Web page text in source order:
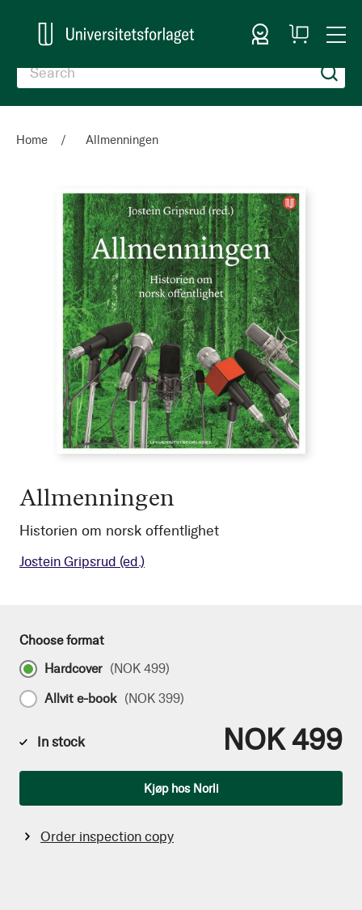
Sign In
My
Cart
Home Allmenningen
Allmenningen
Historien om norsk offentlighet
Jostein Gripsrud (ed.)
Choose format
Hardcover (NOK 499)
Allvit e-book (NOK 399)
In stock NOK 499
Kjøp hos Norli
Order inspection copy